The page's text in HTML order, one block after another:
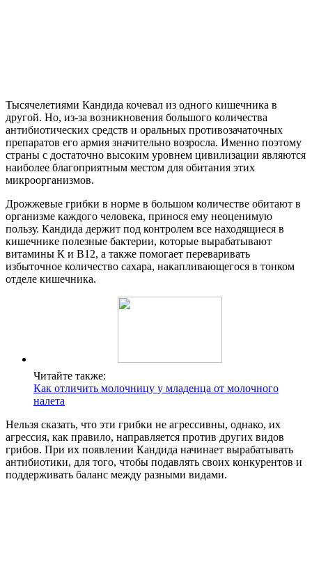
Тысячелетиями Кандида кочевал из одного кишечника в
другой. Но, из-за возникновения большого количества
антибиотических средств и оральных противозачаточных
препаратов его армия значительно возросла. Именно поэтому
страны с достаточно высоким уровнем цивилизации являются
наиболее благоприятным местом для обитания этих
микроорганизмов.
Дрожжевые грибки в норме в большом количестве обитают в
организме каждого человека, принося ему неоценимую
пользу. Кандида держит под контролем все находящиеся в
кишечнике полезные бактерии, которые вырабатывают
витамины К и В12, а также помогает переваривать
избыточное количество сахара, накапливающегося в тонком
отделе кишечника.
Читайте также:
Как отличить молочницу у младенца от молочного
налета
Нельзя сказать, что эти грибки не агрессивны, однако, их
агрессия, как правило, направляется против других видов
грибов. При их появлении Кандида начинает вырабатывать
антибиотики, для того, чтобы подавлять своих конкурентов и
поддерживать баланс между разными видами.